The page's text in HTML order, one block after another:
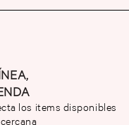
los items disponibles